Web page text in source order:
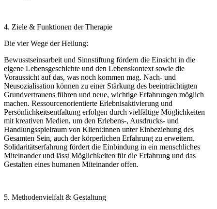
4. Ziele & Funktionen der Therapie
Die vier Wege der Heilung:
Bewusstseinsarbeit und Sinnstiftung fördern die Einsicht in die
eigene Lebensgeschichte und den Lebenskontext sowie die
Voraussicht auf das, was noch kommen mag. Nach- und
Neusozialisation können zu einer Stärkung des beeinträchtigten
Grundvertrauens führen und neue, wichtige Erfahrungen möglich
machen. Ressourcenorientierte Erlebnisaktivierung und
Persönlichkeitsentfaltung erfolgen durch vielfältige Möglichkeiten
mit kreativen Medien, um den Erlebens-, Ausdrucks- und
Handlungsspielraum von Klient:innen unter Einbeziehung des
Gesamten Sein, auch der körperlichen Erfahrung zu erweitern.
Solidaritätserfahrung fördert die Einbindung in ein menschliches
Miteinander und lässt Möglichkeiten für die Erfahrung und das
Gestalten eines humanen Miteinander offen.
5. Methodenvielfalt & Gestaltung